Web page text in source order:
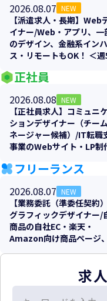
2026.08.07 NEW
【派遣求人・長期】Web
イナー/Web・アプリ、一
のデザイン、金融系イン
ス・リモートもOK！ ＜
正社員
2026.08.08 NEW
【正社員求人】コミュニ
ションデザイナー（チー
ネージャー候補）/IT転職
事業のWebサイト・LP制
週2リモート可
フリーランス
2026.08.07 NEW
【業務委託（準委任契約）
グラフィックデザイナー/
商品の自社EC・楽天・
Amazon向け商品ページ
求